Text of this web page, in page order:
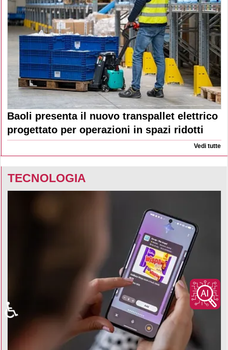
Baoli presenta il nuovo transpallet elettrico
progettato per operazioni in spazi ridotti
Vedi tutte
TECNOLOGIA